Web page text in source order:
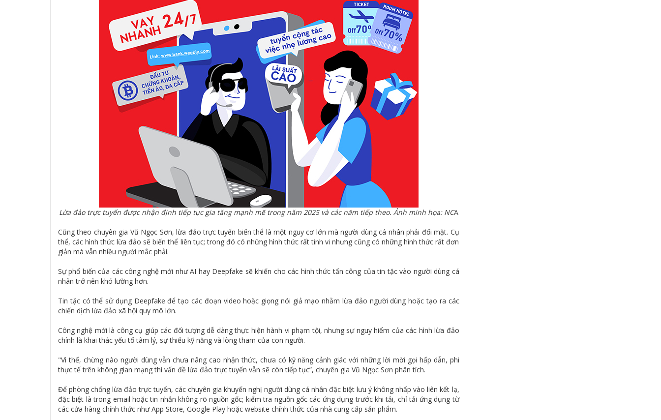
Lừa đảo trực tuyến được nhận định tiếp tục gia tăng mạnh mẽ trong năm 2025 và các năm tiếp theo. Ảnh minh họa: NCA
Cũng theo chuyên gia Vũ Ngọc Sơn, lừa đảo trực tuyến biến thể là một nguy cơ lớn mà người dùng cá nhân phải đối mặt. Cụ
thể, các hình thức lừa đảo sẽ biến thể liên tục; trong đó có những hình thức rất tinh vi nhưng cũng có những hình thức rất đơn
giản mà vẫn nhiều người mắc phải.
Sự phổ biến của các công nghệ mới như AI hay Deepfake sẽ khiến cho các hình thức tấn công của tin tặc vào người dùng cá
nhân trở nên khó lường hơn.
Tin tặc có thể sử dụng Deepfake để tạo các đoạn video hoặc giọng nói giả mạo nhằm lừa đảo người dùng hoặc tạo ra các
chiến dịch lừa đảo xã hội quy mô lớn.
Công nghệ mới là công cụ giúp các đối tượng dễ dàng thực hiện hành vi phạm tội, nhưng sự nguy hiểm của các hình lừa đảo
chính là khai thác yếu tố tâm lý, sự thiếu kỹ năng và lòng tham của con người.
"Vì thế, chừng nào người dùng vẫn chưa nâng cao nhận thức, chưa có kỹ năng cảnh giác với những lời mời gọi hấp dẫn, phi
thực tế trên không gian mạng thì vấn đề lừa đảo trực tuyến vẫn sẽ còn tiếp tục”, chuyên gia Vũ Ngọc Sơn phân tích.
Để phòng chống lừa đảo trực tuyến, các chuyên gia khuyến nghị người dùng cá nhân đặc biệt lưu ý không nhấp vào liên kết lạ,
đặc biệt là trong email hoặc tin nhắn không rõ nguồn gốc; kiểm tra nguồn gốc các ứng dụng trước khi tải, chỉ tải ứng dụng từ
các cửa hàng chính thức như App Store, Google Play hoặc website chính thức của nhà cung cấp sản phẩm.